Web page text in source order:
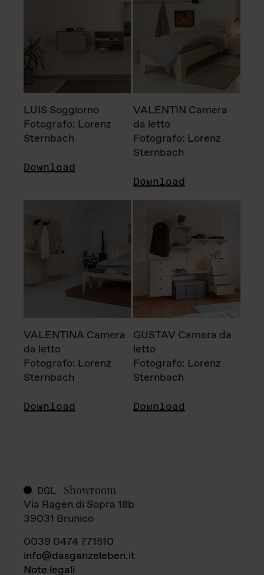
LUIS Soggiorno
Fotografo: Lorenz
Sternbach
Download
VALENTIN Camera
da letto
Fotografo: Lorenz
Sternbach
Download
VALENTINA Camera
da letto
Fotografo: Lorenz
Sternbach
Download
GUSTAV Camera da
letto
Fotografo: Lorenz
Sternbach
Download
DGL Showroom
Via Ragen di Sopra 18b
39031 Brunico
0039 0474 771510
info@dasganzeleben.it
Note legali